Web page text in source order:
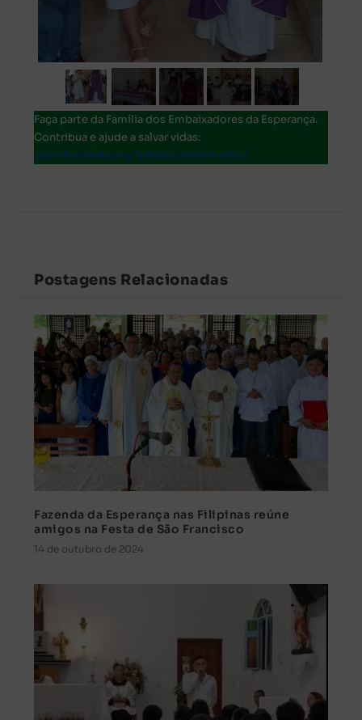
Faça parte da Família dos Embaixadores da Esperança.
Contribua e ajude a salvar vidas:
portalfazenda.org.br/seja-embaixador/
Postagens Relacionadas
Fazenda da Esperança nas Filipinas reúne
amigos na Festa de São Francisco
14 de outubro de 2024